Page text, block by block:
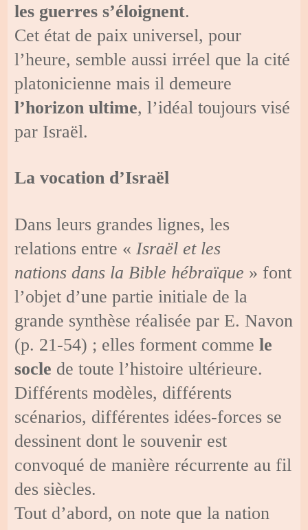
les guerres s’éloignent.
Cet état de paix universel, pour
l’heure, semble aussi irréel que la cité
platonicienne mais il demeure
l’horizon ultime, l’idéal toujours visé
par Israël.
La vocation d’Israël
Dans leurs grandes lignes, les
relations entre «Israël et les
nations dans la Bible hébraïque » font
l’objet d’une partie initiale de la
grande synthèse réalisée par E. Navon
(p. 21-54) ; elles forment commele
socle de toute l’histoire ultérieure.
Différents modèles, différents
scénarios, différentes idées-forces se
dessinent dont le souvenir est
convoqué de manière récurrente au fil
des siècles.
Tout d’abord, on note que la nation